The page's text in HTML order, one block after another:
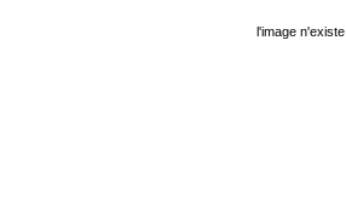
l'image